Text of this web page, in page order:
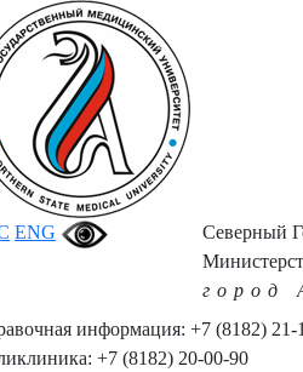
ENG
Северный
город
информация: +7 (8182) 21-
+7 (8182) 20-00-90